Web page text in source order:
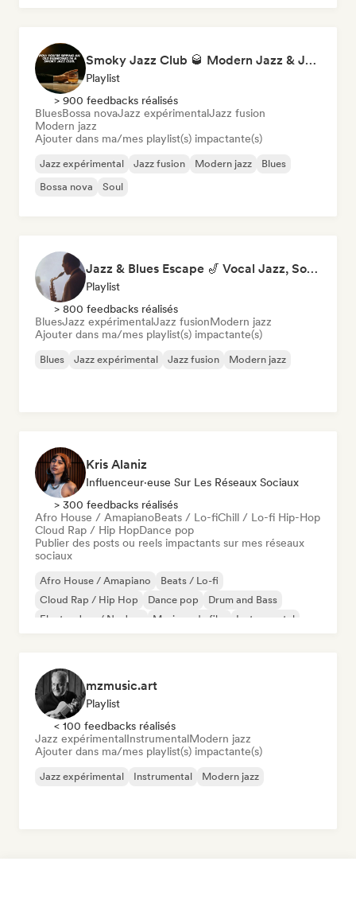
Smoky Jazz Club 🥃 Modern Jazz & Jazz Fusion to Sip an Old Fashioned to
Playlist
> 900 feedbacks réalisés
BluesBossa novaJazz expérimentalJazz fusion
Modern jazz
Ajouter dans ma/mes playlist(s) impactante(s)
Jazz expérimental Jazz fusion Modern jazz
Blues
Bossa nova
Soul
Jazz & Blues Escape 🎷 Vocal Jazz, Soul Blues & Classic Standards
Playlist
> 800 feedbacks réalisés
BluesJazz expérimentalJazz fusionModern jazz
Ajouter dans ma/mes playlist(s) impactante(s)
Blues Jazz expérimental Jazz fusion Modern jazz
Kris Alaniz
Influenceur·euse Sur Les Réseaux Sociaux
> 300 feedbacks réalisés
Afro House / AmapianoBeats / Lo-fiChill / Lo-fi Hip-Hop
Cloud Rap / Hip HopDance pop
Publier des posts ou reels impactants sur mes réseaux
sociaux
Afro House / Amapiano
Beats / Lo-fi
Cloud Rap / Hip Hop
Dance pop
Drum and Bass
Electro Jazz / Nu Jazz
Musique de film Instrumental
mzmusic.art
Playlist
< 100 feedbacks réalisés
Jazz expérimentalInstrumentalModern jazz
Ajouter dans ma/mes playlist(s) impactante(s)
Jazz expérimental Instrumental Modern jazz